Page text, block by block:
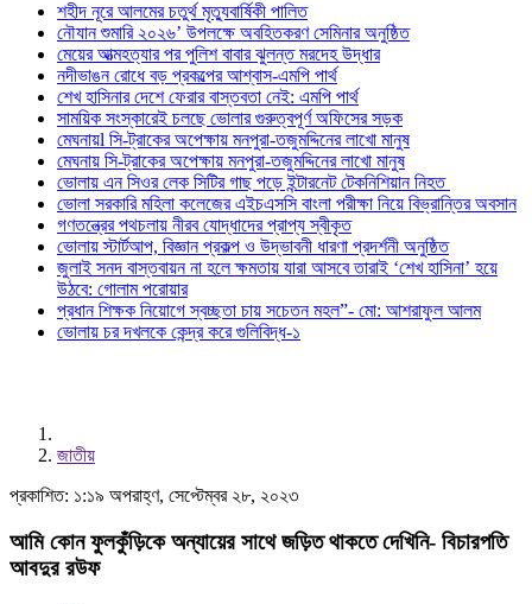
শহীদ নূরে আলমের চতুর্থ মৃত্যুবার্ষিকী পালিত
নৌযান শুমারি ২০২৬’ উপলক্ষে অবহিতকরণ সেমিনার অনুষ্ঠিত
মেয়ের আত্মহত্যার পর পুলিশ বাবার ঝুলন্ত মরদেহ উদ্ধার
নদীভাঙন রোধে বড় প্রকল্পের আশ্বাস-এমপি পার্থ
শেখ হাসিনার দেশে ফেরার বাস্তবতা নেই: এমপি পার্থ
সাময়িক সংস্কারেই চলছে ভোলার গুরুত্বপূর্ণ অফিসের সড়ক
মেঘনায়l সি-ট্রাকের অপেক্ষায় মনপুরা-তজুমদ্দিনের লাখো মানুষ
মেঘনায় সি-ট্রাকের অপেক্ষায় মনপুরা-তজুমদ্দিনের লাখো মানুষ
ভোলায় এন সিওর লেক সিটির গাছ পড়ে ইন্টারনেট টেকনিশিয়ান নিহত
ভোলা সরকারি মহিলা কলেজের এইচএসসি বাংলা পরীক্ষা নিয়ে বিভ্রান্তির অবসান
গণতন্ত্রের পথচলায় নীরব যোদ্ধাদের প্রাপ্য স্বীকৃত
ভোলায় স্টার্টআপ, বিজ্ঞান প্রকল্প ও উদ্ভাবনী ধারণা প্রদর্শনী অনুষ্ঠিত
জুলাই সনদ বাস্তবায়ন না হলে ক্ষমতায় যারা আসবে তারাই ‘শেখ হাসিনা’ হয়ে
উঠবে: গোলাম পরোয়ার
প্রধান শিক্ষক নিয়োগে স্বচ্ছতা চায় সচেতন মহল”- মো: আশরাফুল আলম
ভোলায় চর দখলকে কেন্দ্র করে গুলিবিদ্ধ-১
জাতীয়
প্রকাশিত: ১:১৯ অপরাহ্ণ, সেপ্টেম্বর ২৮, ২০২৩
আমি কোন ফুলকুঁড়িকে অন্যায়ের সাথে জড়িত থাকতে দেখিনি- বিচারপতি
আবদুর রউফ